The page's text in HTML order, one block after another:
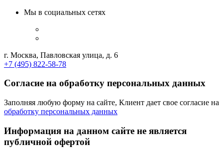
Мы в социальных сетях
г. Москва, Павловская улица, д. 6
+7 (495) 822-58-78
Согласие на обработку персональных данных
Заполняя любую форму на сайте, Клиент дает свое согласие на
обработку персональных данных
Информация на данном сайте не является
публичной офертой